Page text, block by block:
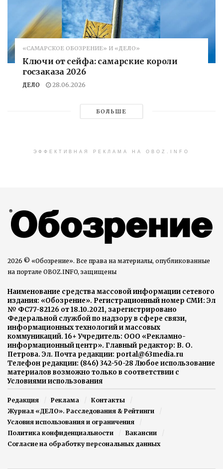
«САМАРСКОЕ ОБОЗРЕНИЕ» И «ДЕЛО»
Ключи от сейфа: самарские короли
госзаказа 2026
ДЕЛО 28.06.2026
БОЛЬШЕ
ЭФФЕКТИВНАЯ РЕКЛАМА НА OBOZ.INFO
2026 © «Обозрение». Все права на материалы, опубликованные
на портале OBOZ.INFO, защищены
Наименование средства массовой информации сетевого
издания: «Обозрение». Регистрационный номер СМИ: Эл
№ ФС77-82126 от 18.10.2021, зарегистрировано
Федеральной службой по надзору в сфере связи,
информационных технологий и массовых
коммуникаций. 16+ Учредитель: ООО «Рекламно-
информационный центр». Главный редактор: В. О.
Петрова. Эл. Почта редакции: portal@63media.ru
Телефон редакции: (846) 342-50-28 Любое использование
материалов возможно только в соответствии с
Условиями использования
Редакция Реклама
Контакты
Журнал «ДЕЛО». Расследования & Рейтинги
Условия использования и ограничения
Политика конфиденциальности
Вакансии
Согласие на обработку персональных данных